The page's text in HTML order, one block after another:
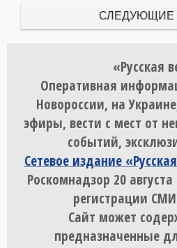
СЛЕДУЮЩИЕ
«Русская
Оперативная
Новороссии, на
эфиры, вести с мест от
событий,
Сетевое издание
Роскомнадзор 20
регистрации
Сайт может
предназначенные